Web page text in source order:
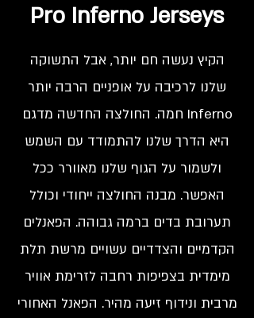
Pro Inferno Jerseys
הקיץ נעשה חם יותר, אבל התשוקה
שלנו לרכיבה על אופניים הרבה יותר
חמה. החולצה החדשה מדגם Inferno
היא הדרך שלנו להתמודד עם השמש
ולשמור על הגוף שלנו מאוורר ככל
האפשר. מבנה החולצה ייחודי וכולל
תערובת בדים ברמה גבוהה. הפאנלים
הקדמיים והצדדיים עשויים מרשת תלת
מימדית בצפיפות רחבה לזרימת אוויר
מרבית ונידוף זיעה מהיר. הפאנל האחורי